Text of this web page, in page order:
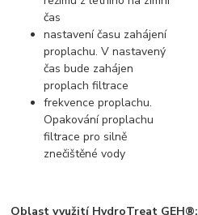
čas
nastavení času zahájení
proplachu. V nastavený
čas bude zahájen
proplach filtrace
frekvence proplachu.
Opakování proplachu
filtrace pro silně
znečištěné vody
Oblast využití HydroTreat GEH®: